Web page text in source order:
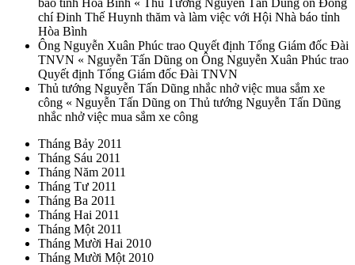
chí Đinh Thế Huynh thăm và làm việc với Hội Nhà báo tỉnh
Hòa Bình
Ông Nguyễn Xuân Phúc trao Quyết định Tổng Giám đốc Đài
TNVN « Nguyễn Tấn Dũng on Ông Nguyễn Xuân Phúc trao
Quyết định Tổng Giám đốc Đài TNVN
Thủ tướng Nguyễn Tấn Dũng nhắc nhở việc mua sắm xe
công « Nguyễn Tấn Dũng on Thủ tướng Nguyễn Tấn Dũng
nhắc nhở việc mua sắm xe công
Tháng Bảy 2011
Tháng Sáu 2011
Tháng Năm 2011
Tháng Tư 2011
Tháng Ba 2011
Tháng Hai 2011
Tháng Một 2011
Tháng Mười Hai 2010
Tháng Mười Một 2010